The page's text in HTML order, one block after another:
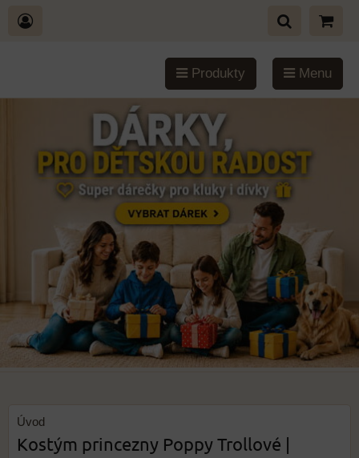
Produkty Menu
Úvod
Kostým princezny Poppy Trollové |